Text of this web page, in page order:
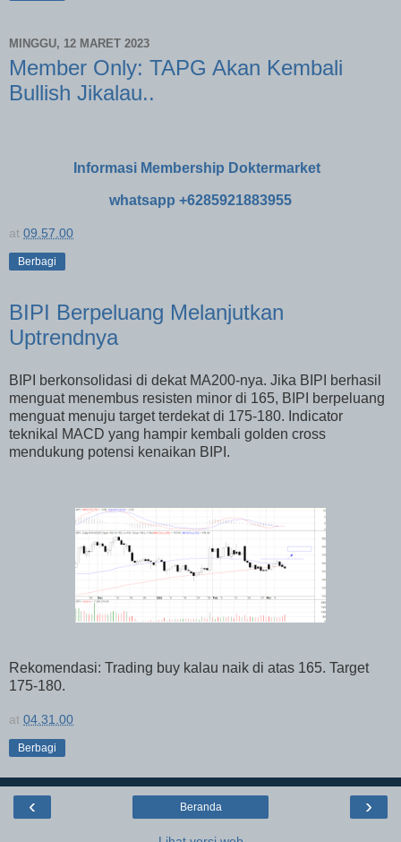
MINGGU, 12 MARET 2023
Member Only: TAPG Akan Kembali
Bullish Jikalau..
Informasi Membership Doktermarket
whatsapp +6285921883955
at 09.57.00
Berbagi
BIPI Berpeluang Melanjutkan
Uptrendnya
BIPI berkonsolidasi di dekat MA200-nya. Jika BIPI berhasil
menguat menembus resisten minor di 165, BIPI berpeluang
menguat menuju target terdekat di 175-180. Indicator
teknikal MACD yang hampir kembali golden cross
mendukung potensi kenaikan BIPI.
Rekomendasi: Trading buy kalau naik di atas 165. Target
175-180.
at 04.31.00
Berbagi
‹ ›
Beranda